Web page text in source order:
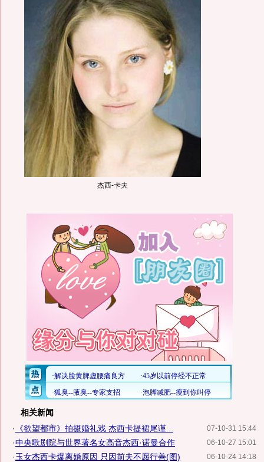
杰西-卡夫
相关新闻
07-10-31 15:44
· 《欲望都市》拍摄婚礼戏 杰西卡提裙尾谨...
06-10-27 15:01
·中央歌剧院与世界著名女高音杰西·诺曼合作
06-10-24 14:18
·玉女杰西卡爆离婚原因 只因前夫不愿行善(图)